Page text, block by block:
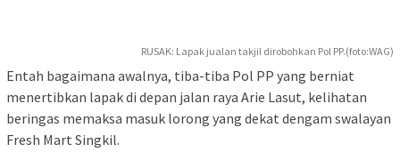
RUSAK: Lapak jualan takjil dirobohkan Pol PP.(foto:WAG)
Entah bagaimana awalnya, tiba-tiba Pol PP yang berniat
menertibkan lapak di depan jalan raya Arie Lasut, kelihatan
beringas memaksa masuk lorong yang dekat dengam swalayan
Fresh Mart Singkil.